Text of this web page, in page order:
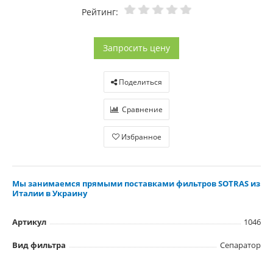
Рейтинг:
Запросить цену
Поделиться
Сравнение
Избранное
Мы занимаемся прямыми поставками фильтров SOTRAS из
Италии в Украину
Артикул 1046
Вид фильтра Сепаратор